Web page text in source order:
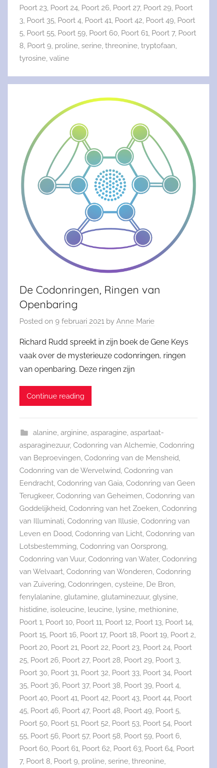
Poort 23 Poort 24 Poort 26 Poort 27, Poort 29 Poort
3 Poort 35 Poort 4 Poort 41 Poort 42 Poort 49 Poort
5 Poort 55 Poort 59 Poort 60 Poort 61 Poort 7, Poort
8 Poort 9 proline serine threonine tryptofaan
tyrosine valine
De Codonringen, Ringen van
Openbaring
Posted on 9 februari 2021 by Anne Marie
Richard Rudd spreekt in zijn boek de Gene Keys
vaak over de mysterieuze codonringen, ringen
van openbaring. Deze ringen zijn
Continue reading
alanine, arginine, asparagine, aspartaat-
asparaginezuur, Codonring van Alchemie, Codonring
van Beproevingen, Codonring van de Mensheid,
Codonring van de Wervelwind, Codonring van
Eendracht, Codonring van Gaia, Codonring van Geen
Terugkeer, Codonring van Geheimen, Codonring van
Goddelijkheid, Codonring van het Zoeken, Codonring
van Illuminati, Codonring van Illusie, Codonring van
Leven en Dood, Codonring van Licht, Codonring van
Lotsbestemming, Codonring van Oorsprong,
Codonring van Vuur, Codonring van Water, Codonring
van Welvaart, Codonring van Wonderen, Codonring
van Zuivering, Codonringen, cysteïne, De Bron,
fenylalanine, glutamine, glutaminezuur, glysine,
histidine, isoleucine, leucine, lysine, methionine,
Poort 1, Poort 10, Poort 11, Poort 12, Poort 13, Poort 14,
Poort 15, Poort 16, Poort 17, Poort 18, Poort 19, Poort 2,
Poort 20, Poort 21, Poort 22, Poort 23, Poort 24, Poort
25, Poort 26, Poort 27, Poort 28, Poort 29, Poort 3,
Poort 30, Poort 31, Poort 32, Poort 33, Poort 34, Poort
35, Poort 36, Poort 37, Poort 38, Poort 39, Poort 4,
Poort 40, Poort 41, Poort 42, Poort 43, Poort 44, Poort
45, Poort 46, Poort 47, Poort 48, Poort 49, Poort 5,
Poort 50, Poort 51, Poort 52, Poort 53, Poort 54, Poort
55, Poort 56, Poort 57, Poort 58, Poort 59, Poort 6,
Poort 60, Poort 61, Poort 62, Poort 63, Poort 64, Poort
7, Poort 8, Poort 9, proline, serine, threonine,